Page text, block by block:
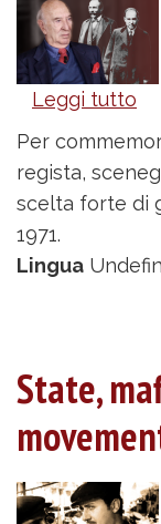
Leggi tutto
Per
regista,
scelta forte di
1971.
Lingua
State,